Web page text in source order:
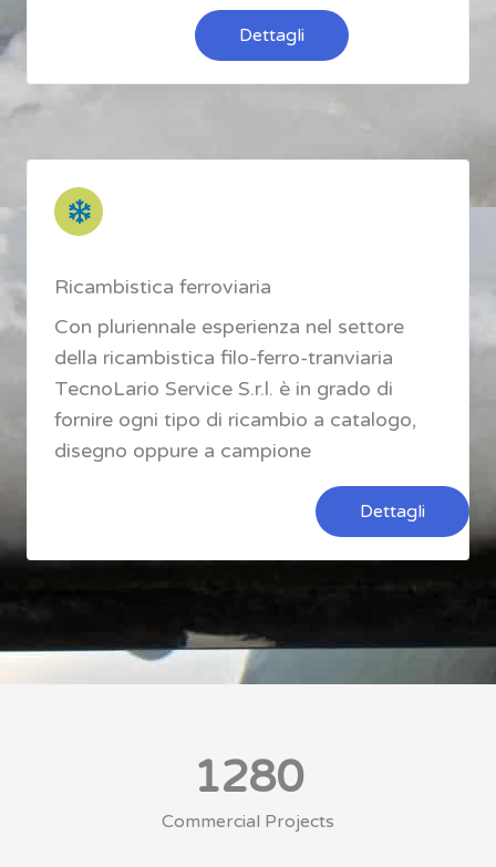
Dettagli
Ricambistica ferroviaria
Con pluriennale esperienza nel settore
della ricambistica filo-ferro-tranviaria
TecnoLario Service S.r.l. è in grado di
fornire ogni tipo di ricambio a catalogo,
disegno oppure a campione
Dettagli
1280
Commercial Projects